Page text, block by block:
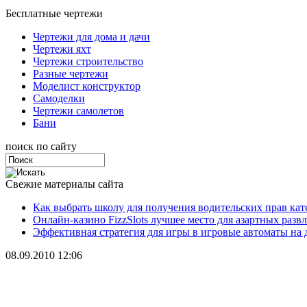
Бесплатные чертежи
Чертежи для дома и дачи
Чертежи яхт
Чертежи строительство
Разные чертежи
Моделист конструктор
Самоделки
Чертежи самолетов
Бани
поиск по сайту
Свежие материалы сайта
Как выбрать школу для получения водительских прав
Онлайн-казино FizzSlots лучшее место для азартных
Эффективная стратегия для игры в игровые автоматы на
08.09.2010 12:06